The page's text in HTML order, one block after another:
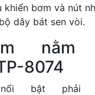
khiển bơm và nút
dây bát sen vòi.
nằm
8074
nổi bật phải